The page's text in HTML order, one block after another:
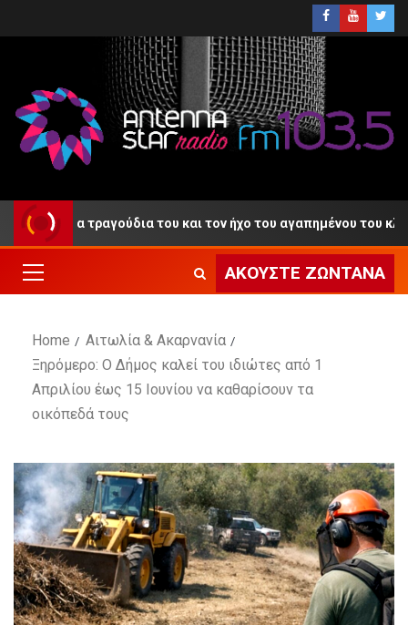
τα τραγούδια του και τον ήχο του αγαπημένου του κλαρίνου
ΑΚΟΎΣΤΕ ΖΩΝΤΑΝΆ
Home
Αιτωλία & Ακαρνανία
Ξηρόμερο: Ο Δήμος καλεί του ιδιώτες από 1
Απριλίου έως 15 Ιουνίου να καθαρίσουν τα
οικόπεδά τους